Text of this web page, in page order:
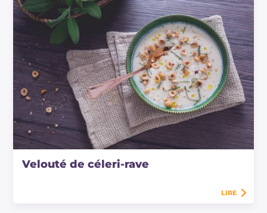
Velouté de céleri-rave
LIRE